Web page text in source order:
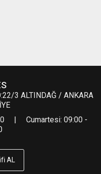
3 ALTINDAĞ / ANKARA
| Cumartesi: 09:00 -
AL